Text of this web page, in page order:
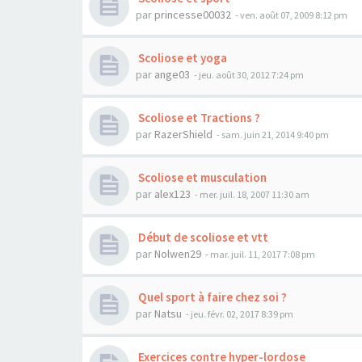
par princesse00032 - ven. août 07, 2009 8:12 pm
Scoliose et yoga
par ange03 - jeu. août 30, 2012 7:24 pm
Scoliose et Tractions ?
par RazerShield - sam. juin 21, 2014 9:40 pm
Scoliose et musculation
par alex123 - mer. juil. 18, 2007 11:30 am
Début de scoliose et vtt
par Nolwen29 - mar. juil. 11, 2017 7:08 pm
Quel sport à faire chez soi ?
par Natsu - jeu. févr. 02, 2017 8:39 pm
Exercices contre hyper-lordose